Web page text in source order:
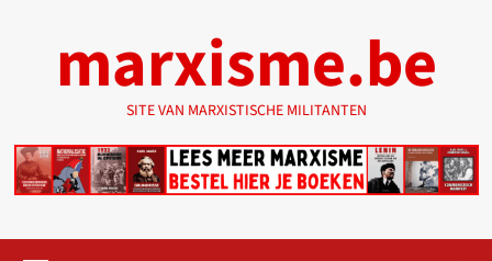
marxisme.be
SITE VAN MARXISTISCHE MILITANTEN